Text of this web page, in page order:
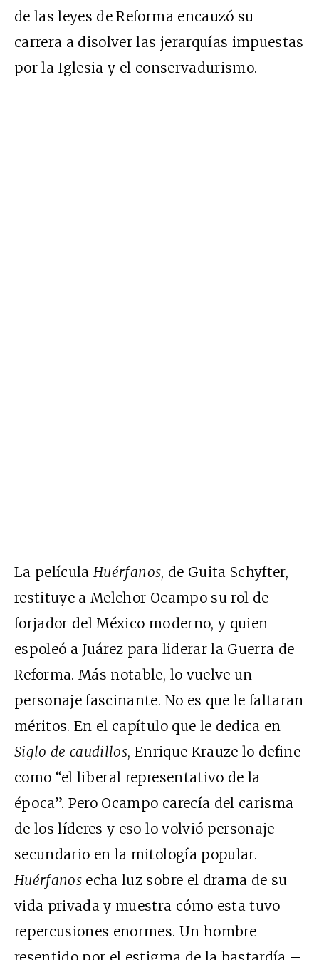
de las leyes de Reforma encauzó su
carrera a disolver las jerarquías impuestas
por la Iglesia y el conservadurismo.
La películaHuérfanos, de Guita Schyfter,
restituye a Melchor Ocampo su rol de
forjador del México moderno, y quien
espoleó a Juárez para liderar la Guerra de
Reforma. Más notable, lo vuelve un
personaje fascinante. No es que le faltaran
méritos. En el capítulo que le dedica en
Siglo de caudillos, Enrique Krauze lo define
como “el liberal representativo de la
época”. Pero Ocampo carecía del carisma
de los líderes y eso lo volvió personaje
secundario en la mitología popular.
Huérfanos echa luz sobre el drama de su
vida privada y muestra cómo esta tuvo
repercusiones enormes. Un hombre